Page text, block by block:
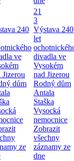
240
ve
Jizerou
dům
ze
21
3
Výstava 240
let
divadla ve
Vysokém
nad Jizerou
Rodný dům
Antala
Staška
Vysocká
nemocnice
Zobrazit
všechny
záznamy ze
dne